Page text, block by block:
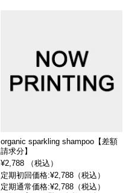
organic sparkling shampoo【差額
請求分】
¥2,788 （税込）
定期初回価格:¥2,788（税込）
定期通常価格:¥2,788（税込）